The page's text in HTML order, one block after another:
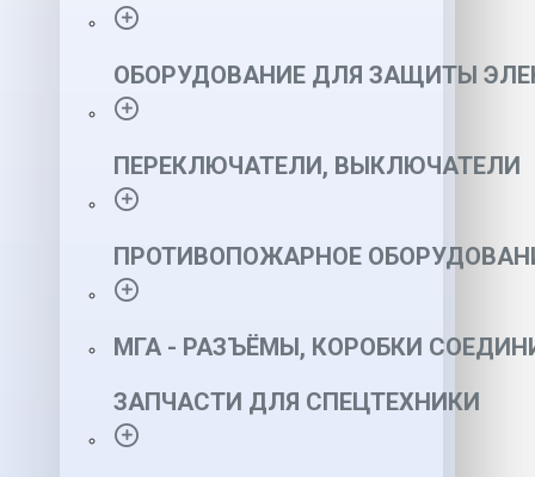
ОБОРУДОВАНИЕ ДЛЯ ЗАЩИТЫ
ПЕРЕКЛЮЧАТЕЛИ, ВЫКЛЮЧАТЕЛИ
ПРОТИВОПОЖАРНОЕ
МГА - РАЗЪЁМЫ, КОРОБКИ
ЗАПЧАСТИ ДЛЯ СПЕЦТЕХНИКИ